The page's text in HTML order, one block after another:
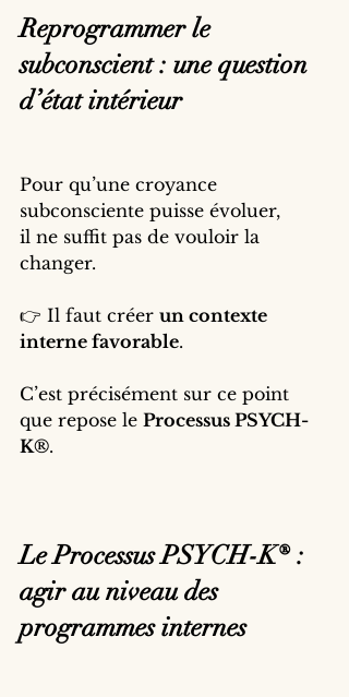
Reprogrammer le
subconscient : une question
d’état intérieur
Pour qu’une croyance
subconsciente puisse évoluer,
il ne suffit pas de vouloir la
changer.
👉 Il faut créer un contexte
interne favorable.
C’est précisément sur ce point
que repose le Processus PSYCH-
K®.
Le Processus PSYCH-K® :
agir au niveau des
programmes internes